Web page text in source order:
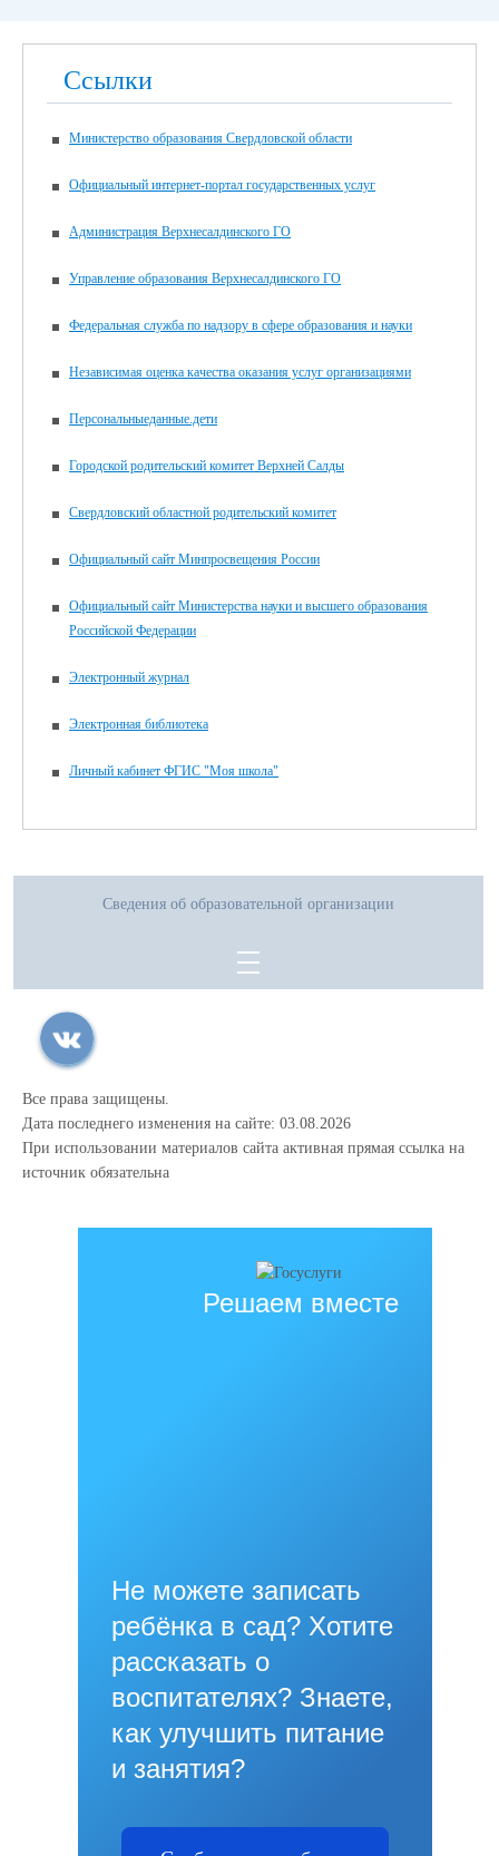
Ссылки
Министерство образования Свердловской области
Официальный интернет-портал государственных услуг
Администрация Верхнесалдинского ГО
Управление образования Верхнесалдинского ГО
Федеральная служба по надзору в сфере образования и науки
Независимая оценка качества оказания услуг организациями
Персональныеданные.дети
Городской родительский комитет Верхней Салды
Свердловский областной родительский комитет
Официальный сайт Минпросвещения России
Официальный сайт Министерства науки и высшего образования
Российской Федерации
Электронный журнал
Электронная библиотека
Личный кабинет ФГИС "Моя школа"
Сведения об образовательной организации
Все права защищены.
Дата последнего изменения на сайте: 03.08.2026
При использовании материалов сайта активная прямая ссылка на
источник обязательна
Решаем вместе
Не можете записать
ребёнка в сад? Хотите
рассказать о
воспитателях? Знаете,
как улучшить питание
и занятия?